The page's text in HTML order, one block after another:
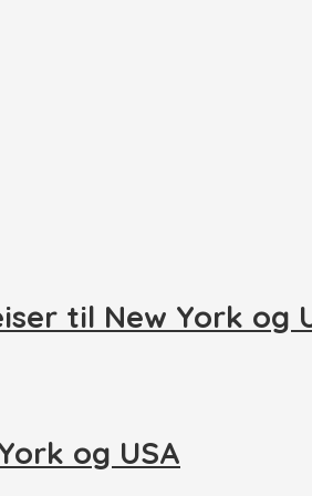
til New York og
og USA